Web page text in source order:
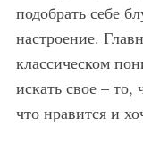
подобрать себе
настроение.
классическом
искать свое – то,
что нравится и